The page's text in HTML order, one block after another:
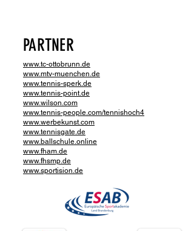
PARTNER
www.tc-ottobrunn.de
www.mtv-muenchen.de
www.tennis-sperk.de
www.tennis-point.de
www.wilson.com
www.tennis-people.com/tennishoch4
www.werbekunst.com
www.tennisgate.de
www.ballschule.online
www.fham.de
www.fhsmp.de
www.sportision.de